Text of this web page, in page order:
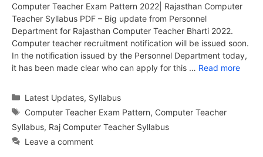
Computer Teacher Exam Pattern 2022| Rajasthan Computer
Teacher Syllabus PDF – Big update from Personnel
Department for Rajasthan Computer Teacher Bharti 2022.
Computer teacher recruitment notification will be issued soon.
In the notification issued by the Personnel Department today,
it has been made clear who can apply for this … Read more
Categories
Latest Updates, Syllabus
Tags
Computer Teacher Exam Pattern, Computer Teacher
Syllabus, Raj Computer Teacher Syllabus
Leave a comment